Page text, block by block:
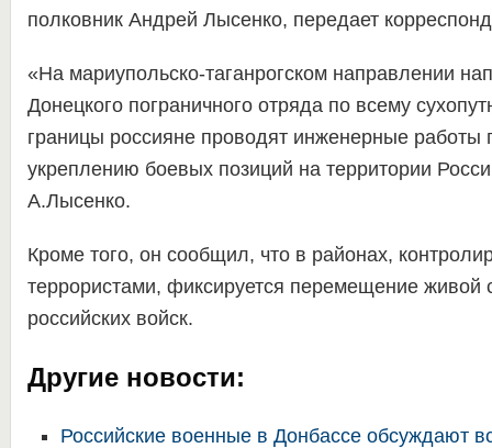
полковник Андрей Лысенко, передает
«На мариупольско-таганрогском направлении
Донецкого пограничного отряда по всему
границы россияне проводят инженерные работы
укреплению боевых позиций на территории
А.Лысенко.
Кроме того, он сообщил, что в районах,
террористами, фиксируется перемещение живой
российских войск.
Другие новости:
Российские военные в Донбассе обсуждают